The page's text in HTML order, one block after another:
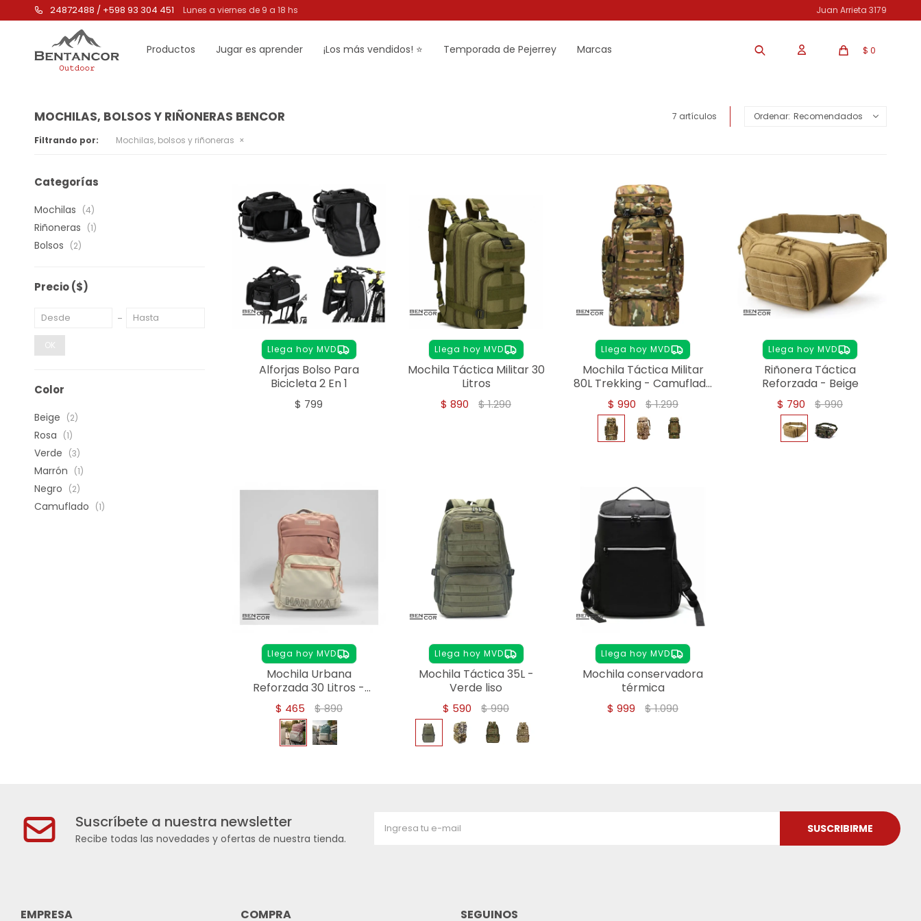
Productos Jugar es aprender ¡Los más vendidos! ⭐ Temporada de Pejerrey Marcas $ 0
24872488 / +598 93 304 451 Lunes a viernes de 9 a 18 hs Juan Arrieta 3179
MOCHILAS, BOLSOS Y RIÑONERAS BENCOR 7 artículos Recomendados
Filtrando por: Mochilas, bolsos y riñoneras
Llega hoy MVD
Alforjas Bolso Para
Bicicleta 2 En 1
$ 799
Llega hoy MVD
Mochila Táctica Militar 30
Litros
$ 890 $1.290
Llega hoy MVD
Mochila Táctica Militar
80L Trekking - Camuflado
Verde
$ 990 $1.299
Llega hoy MVD
Riñonera Táctica
Reforzada - Beige
$ 790 $990
Llega hoy MVD
Mochila Urbana
Reforzada 30 Litros -
ROSA
$ 465 $890
Llega hoy MVD
Mochila Táctica 35L -
Verde liso
$ 590 $990
Llega hoy MVD
Mochila conservadora
térmica
$ 999 $1.090
Categorías
Mochilas (4)
Riñoneras (1)
Bolsos (2)
Precio($)
OK
Color
Beige (2)
Rosa (1)
Verde (3)
Marrón (1)
Negro (2)
Camuflado (1)
Suscríbete a nuestra newsletter
Recibe todas las novedades y ofertas de nuestra tienda.
SUSCRIBIRME
EMPRESA COMPRA SEGUINOS